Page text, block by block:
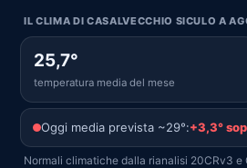
IL CLIMA DI CASALVECCHIO SICULO A
25,7°
temperatura media del mese
Oggi media prevista ~29°:+3,3°
Normali climatiche dalla rianalisi 20CRv3 e